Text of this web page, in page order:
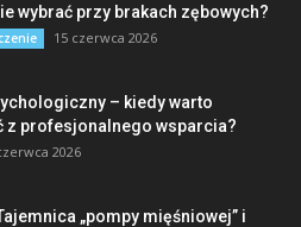
wybrać przy brakach zębowych?
15 czerwca 2026
– kiedy warto
z profesjonalnego wsparcia?
2026
„pompy mięśniowej” i